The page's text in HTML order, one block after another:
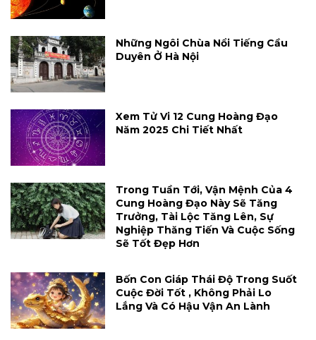
Những Ngôi Chùa Nổi Tiếng Cầu
Duyên Ở Hà Nội
Xem Tử Vi 12 Cung Hoàng Đạo
Năm 2025 Chi Tiết Nhất
Trong Tuần Tới, Vận Mệnh Của 4
Cung Hoàng Đạo Này Sẽ Tăng
Trưởng, Tài Lộc Tăng Lên, Sự
Nghiệp Thăng Tiến Và Cuộc Sống
Sẽ Tốt Đẹp Hơn
Bốn Con Giáp Thái Độ Trong Suốt
Cuộc Đời Tốt , Không Phải Lo
Lắng Và Có Hậu Vận An Lành